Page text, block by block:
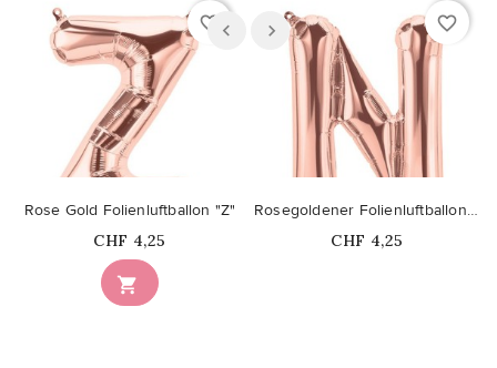
favorite_border

Rose Gold Folienluftballon "Z"
Price
CHF 4,25
favorite_border
Rosegoldener Folienluftballon "N"
Price
CHF 4,25